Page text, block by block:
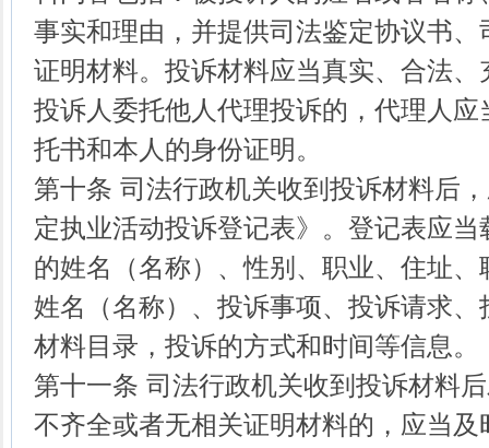
事实和理由，并提供司法鉴定协议书
证明材料。投诉材料应当真实、合法、
投诉人委托他人代理投诉的，代理人
托书和本人的身份证明。
第十条 司法行政机关收到投诉材料后
定执业活动投诉登记表》。登记表应
的姓名（名称）、性别、职业、住址
姓名（名称）、投诉事项、投诉请求
材料目录，投诉的方式和时间等信息。
第十一条 司法行政机关收到投诉材料
不齐全或者无相关证明材料的，应当